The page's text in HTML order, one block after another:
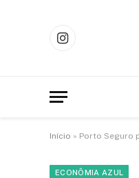
Instagram
Início » Porto Seguro
ECONÔMIA AZUL